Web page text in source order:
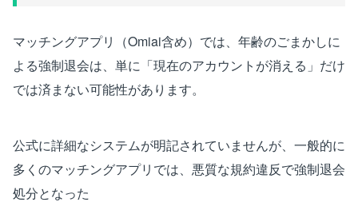
マッチングアプリ（Omiai含め）では、年齢のごまかしに
よる強制退会は、単に「現在のアカウントが消える」だけ
では済まない可能性があります。
公式に詳細なシステムが明記されていませんが、一般的に
多くのマッチングアプリでは、悪質な規約違反で強制退会
処分となった